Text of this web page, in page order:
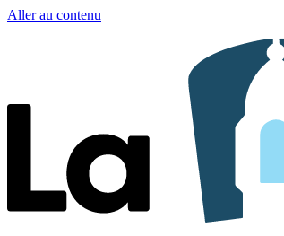
Aller au contenu